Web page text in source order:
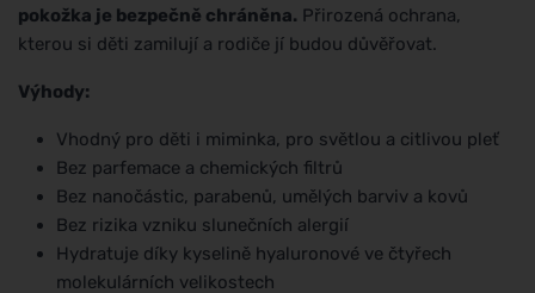
pokožka je bezpečně chráněna. Přirozená ochrana,
kterou si děti zamilují a rodiče jí budou důvěřovat.
Výhody:
Vhodný pro děti i miminka, pro světlou a citlivou pleť
Bez parfemace a chemických filtrů
Bez nanočástic, parabenů, umělých barviv a kovů
Bez rizika vzniku slunečních alergií
Hydratuje díky kyselině hyaluronové ve čtyřech
molekulárních velikostech